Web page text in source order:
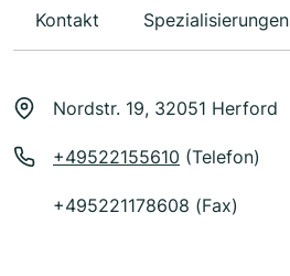
Kontakt Spezialisierungen
Nordstr. 19, 32051 Herford
+49522155610 (Telefon)
+495221178608 (Fax)